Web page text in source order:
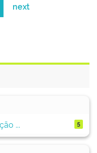
next
...
5